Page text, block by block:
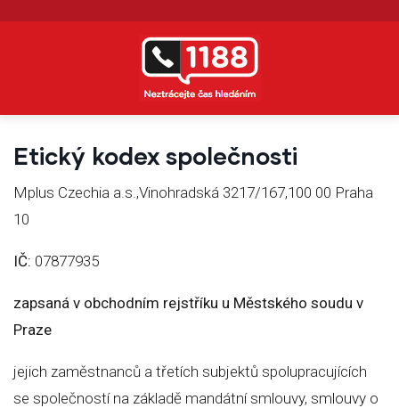
Etický kodex společnosti
Mplus Czechia a.s.,Vinohradská 3217/167,100 00 Praha
10
IČ: 07877935
zapsaná v obchodním rejstříku u Městského soudu v
Praze
jejich zaměstnanců a třetích subjektů spolupracujících
se společností na základě mandátní smlouvy, smlouvy o